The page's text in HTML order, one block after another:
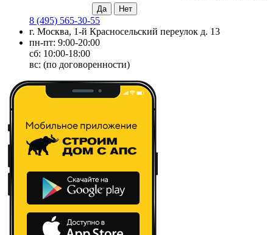
8 (495) 565-30-55
г. Москва, 1-й Красносельский переулок д. 13
пн-пт: 9:00-20:00
сб: 10:00-18:00
вс: (по договоренности)